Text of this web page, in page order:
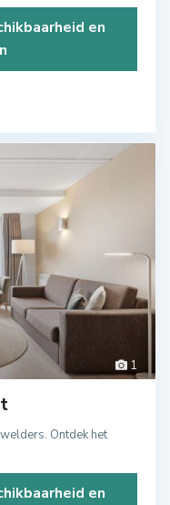
en
1
Ontdek het
en